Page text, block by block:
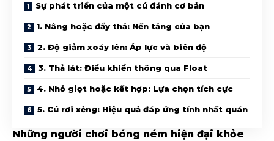
Sự phát triển của một cú đánh cơ bản
1. Nâng hoặc đẩy thả: Nền tảng của bạn
2. Độ giảm xoáy lên: Áp lực và biên độ
3. Thả lát: Điều khiển thông qua Float
4. Nhỏ giọt hoặc kết hợp: Lựa chọn tích cực
5. Cú rơi xẻng: Hiệu quả đáp ứng tính nhất quán
Những người chơi bóng ném hiện đại khỏe